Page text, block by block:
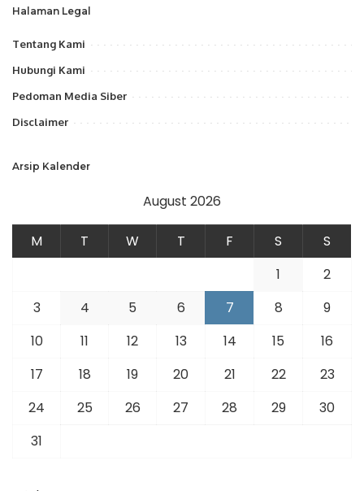
Halaman Legal
Tentang Kami
Hubungi Kami
Pedoman Media Siber
Disclaimer
Arsip Kalender
August 2026
M T W T F S
S
1
2
3
4 5 6 7 8
9
10
11 12 13 14 15
16
17
18 19 20 21 22
23
24
25 26 27 28 29
30
31